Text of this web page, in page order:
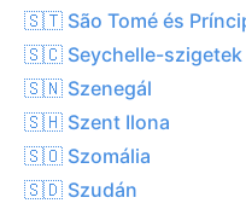
🇸🇹 São Tomé és
🇸🇨 Seychelle-szigetek
🇸🇳 Szenegál
🇸🇭 Szent Ilona
🇸🇴 Szomália
🇸🇩 Szudán